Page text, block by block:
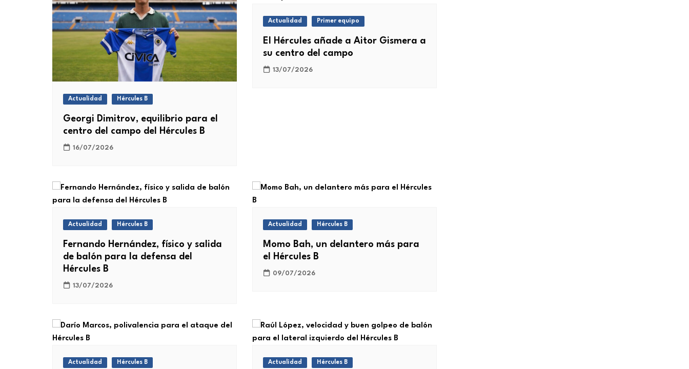
Actualidad Hércules B
Georgi Dimitrov, equilibrio para el
centro del campo del Hércules B
16/07/2026
Actualidad Primer equipo
El Hércules añade a Aitor Gismera a
su centro del campo
13/07/2026
Actualidad Hércules B
Fernando Hernández, físico y salida
de balón para la defensa del
Hércules B
13/07/2026
Actualidad Hércules B
Momo Bah, un delantero más para
el Hércules B
09/07/2026
Actualidad Hércules B Actualidad Hércules B